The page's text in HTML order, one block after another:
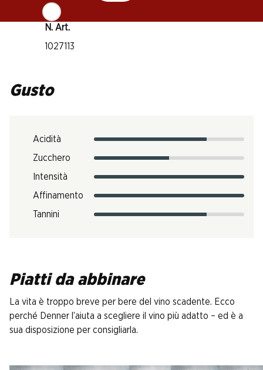
7 kg
N. Art.
1027113
Gusto
Acidità
Zucchero
Intensità
Affinamento
Tannini
Piatti da abbinare
La vita è troppo breve per bere del vino scadente. Ecco
perché Denner l’aiuta a scegliere il vino più adatto – ed è a
sua disposizione per consigliarla.